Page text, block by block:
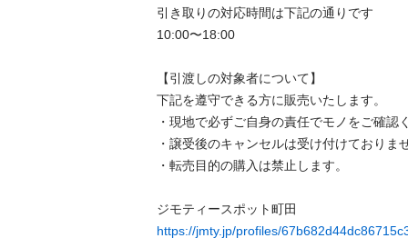
引き取りの対応時間は下記の通りです
10:00〜18:00
【引渡しの対象者について】
下記を遵守できる⽅に販売いたします。
・現地で必ずご⾃⾝の責任でモノをご確認
・譲受後のキャンセルは受け付けておりま
・転売⽬的の購⼊は禁⽌します。
https://jmty.jp/profiles/